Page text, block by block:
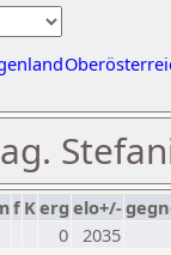
f Kerg elo+/-
0 2035